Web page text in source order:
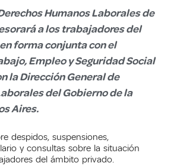
Humanos Laborales de
a los trabajadores del
forma conjunta con el
Empleo y Seguridad Social
la Dirección General de
del Gobierno de la
Aires.
despidos, suspensiones,
y consultas sobre la situación
del ámbito privado.